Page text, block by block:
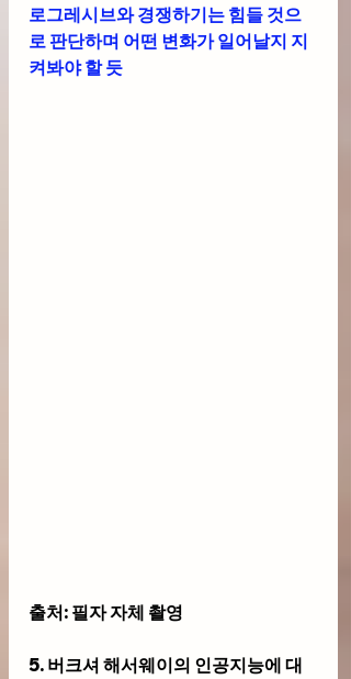
로그레시브와 경쟁하기는 힘들 것으
로 판단하며 어떤 변화가 일어날지 지
켜봐야 할 듯
출처: 필자 자체 촬영
5. 버크셔 해서웨이의 인공지능에 대